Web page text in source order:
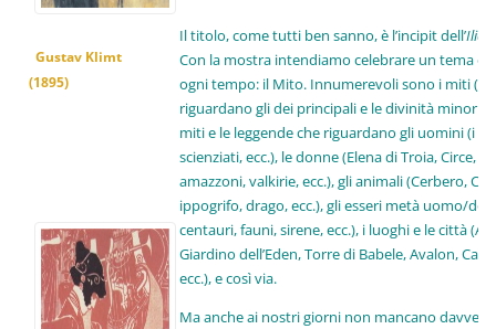
Gustav Klimt
(1895)
Il titolo, come tutti ben sanno, è l’incipit dell’
Con la mostra intendiamo celebrare un tema
ogni tempo: il Mito. Innumerevoli sono i miti (il
riguardano gli dei principali e le divinità minori,
miti e le leggende che riguardano gli uomini (i
scienziati, ecc.), le donne (Elena di Troia, Circe,
amazzoni, valkirie, ecc.), gli animali (Cerbero,
ippogrifo, drago, ecc.), gli esseri metà uomo/
centauri, fauni, sirene, ecc.), i luoghi e le città
Giardino dell’Eden, Torre di Babele, Avalon,
ecc.), e così via.
Ma anche ai nostri giorni non mancano